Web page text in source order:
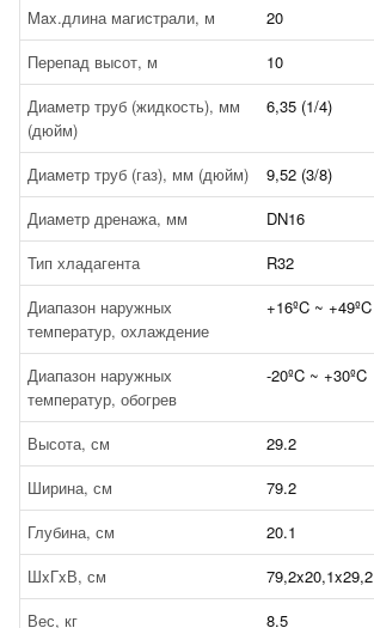
Max.длина магистрали, м
20
Перепад высот, м
10
Диаметр труб (жидкость), мм
(дюйм)
6,35 (1/4)
Диаметр труб (газ), мм (дюйм)
9,52 (3/8)
Диаметр дренажа, мм
DN16
Тип хладагента
R32
Диапазон наружных
температур, охлаждение
+16ºC ~ +49ºC
Диапазон наружных
температур, обогрев
-20ºC ~ +30ºC
Высота, см
29.2
Ширина, см
79.2
Глубина, см
20.1
ШxГxВ, см
79,2x20,1x29,2
Вес, кг
8.5